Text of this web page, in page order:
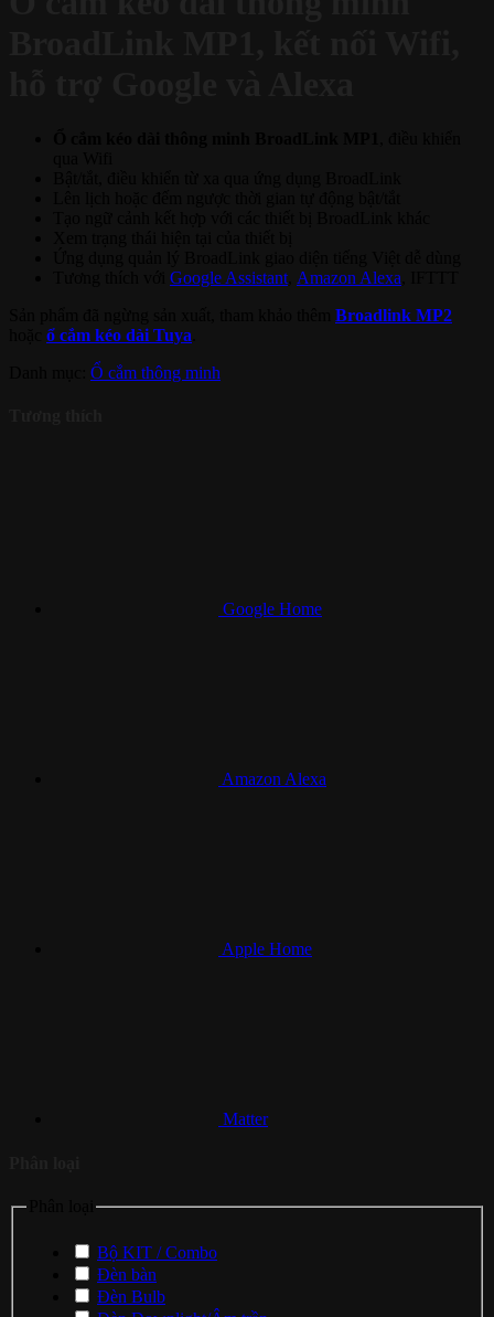
Google Assistant Amazon Alexa
Broadlink MP2
ổ cắm kéo dài Tuya
Ổ cắm thông minh
Google Home
Amazon Alexa
Apple Home
Matter
Bộ KIT / Combo
Đèn bàn
Đèn Bulb